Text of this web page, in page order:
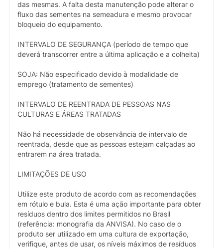
das mesmas. A falta desta manutenção pode alterar o
fluxo das sementes na semeadura e mesmo provocar
bloqueio do equipamento.
INTERVALO DE SEGURANÇA (período de tempo que
deverá transcorrer entre a última aplicação e a colheita)
SOJA: Não especificado devido à modalidade de
emprego (tratamento de sementes)
INTERVALO DE REENTRADA DE PESSOAS NAS
CULTURAS E ÁREAS TRATADAS
Não há necessidade de observância de intervalo de
reentrada, desde que as pessoas estejam calçadas ao
entrarem na área tratada.
LIMITAÇÕES DE USO
Utilize este produto de acordo com as recomendações
em rótulo e bula. Esta é uma ação importante para obter
resíduos dentro dos limites permitidos no Brasil
(referência: monografia da ANVISA). No caso de o
produto ser utilizado em uma cultura de exportação,
verifique, antes de usar, os níveis máximos de resíduos